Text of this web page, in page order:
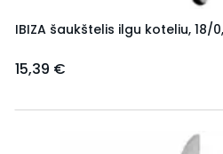
IBIZA šaukštelis ilgu koteliu, 18/
15,39 €